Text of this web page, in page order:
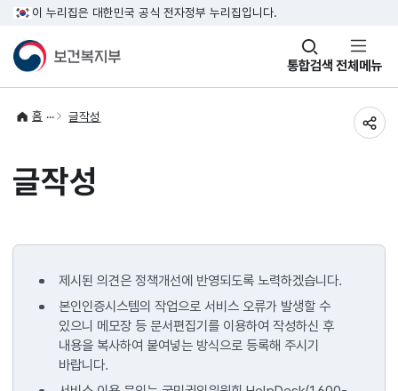
이 누리집은 대한민국 공식 전자정부 누리집입니다.
통합검색
창
열기 전체메뉴
홈 글작성
글작성
제시된 의견은 정책개선에 반영되도록 노력하겠습니다.
본인인증시스템의 작업으로 서비스 오류가 발생할 수
있으니 메모장 등 문서편집기를 이용하여 작성하신 후
내용을 복사하여 붙여넣는 방식으로 등록해 주시기
바랍니다.